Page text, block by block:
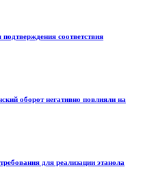
соответствия
оборот негативно повлияли на
для реализации этанола